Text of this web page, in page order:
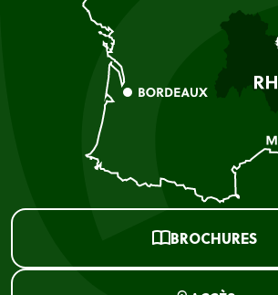
BROCHURES